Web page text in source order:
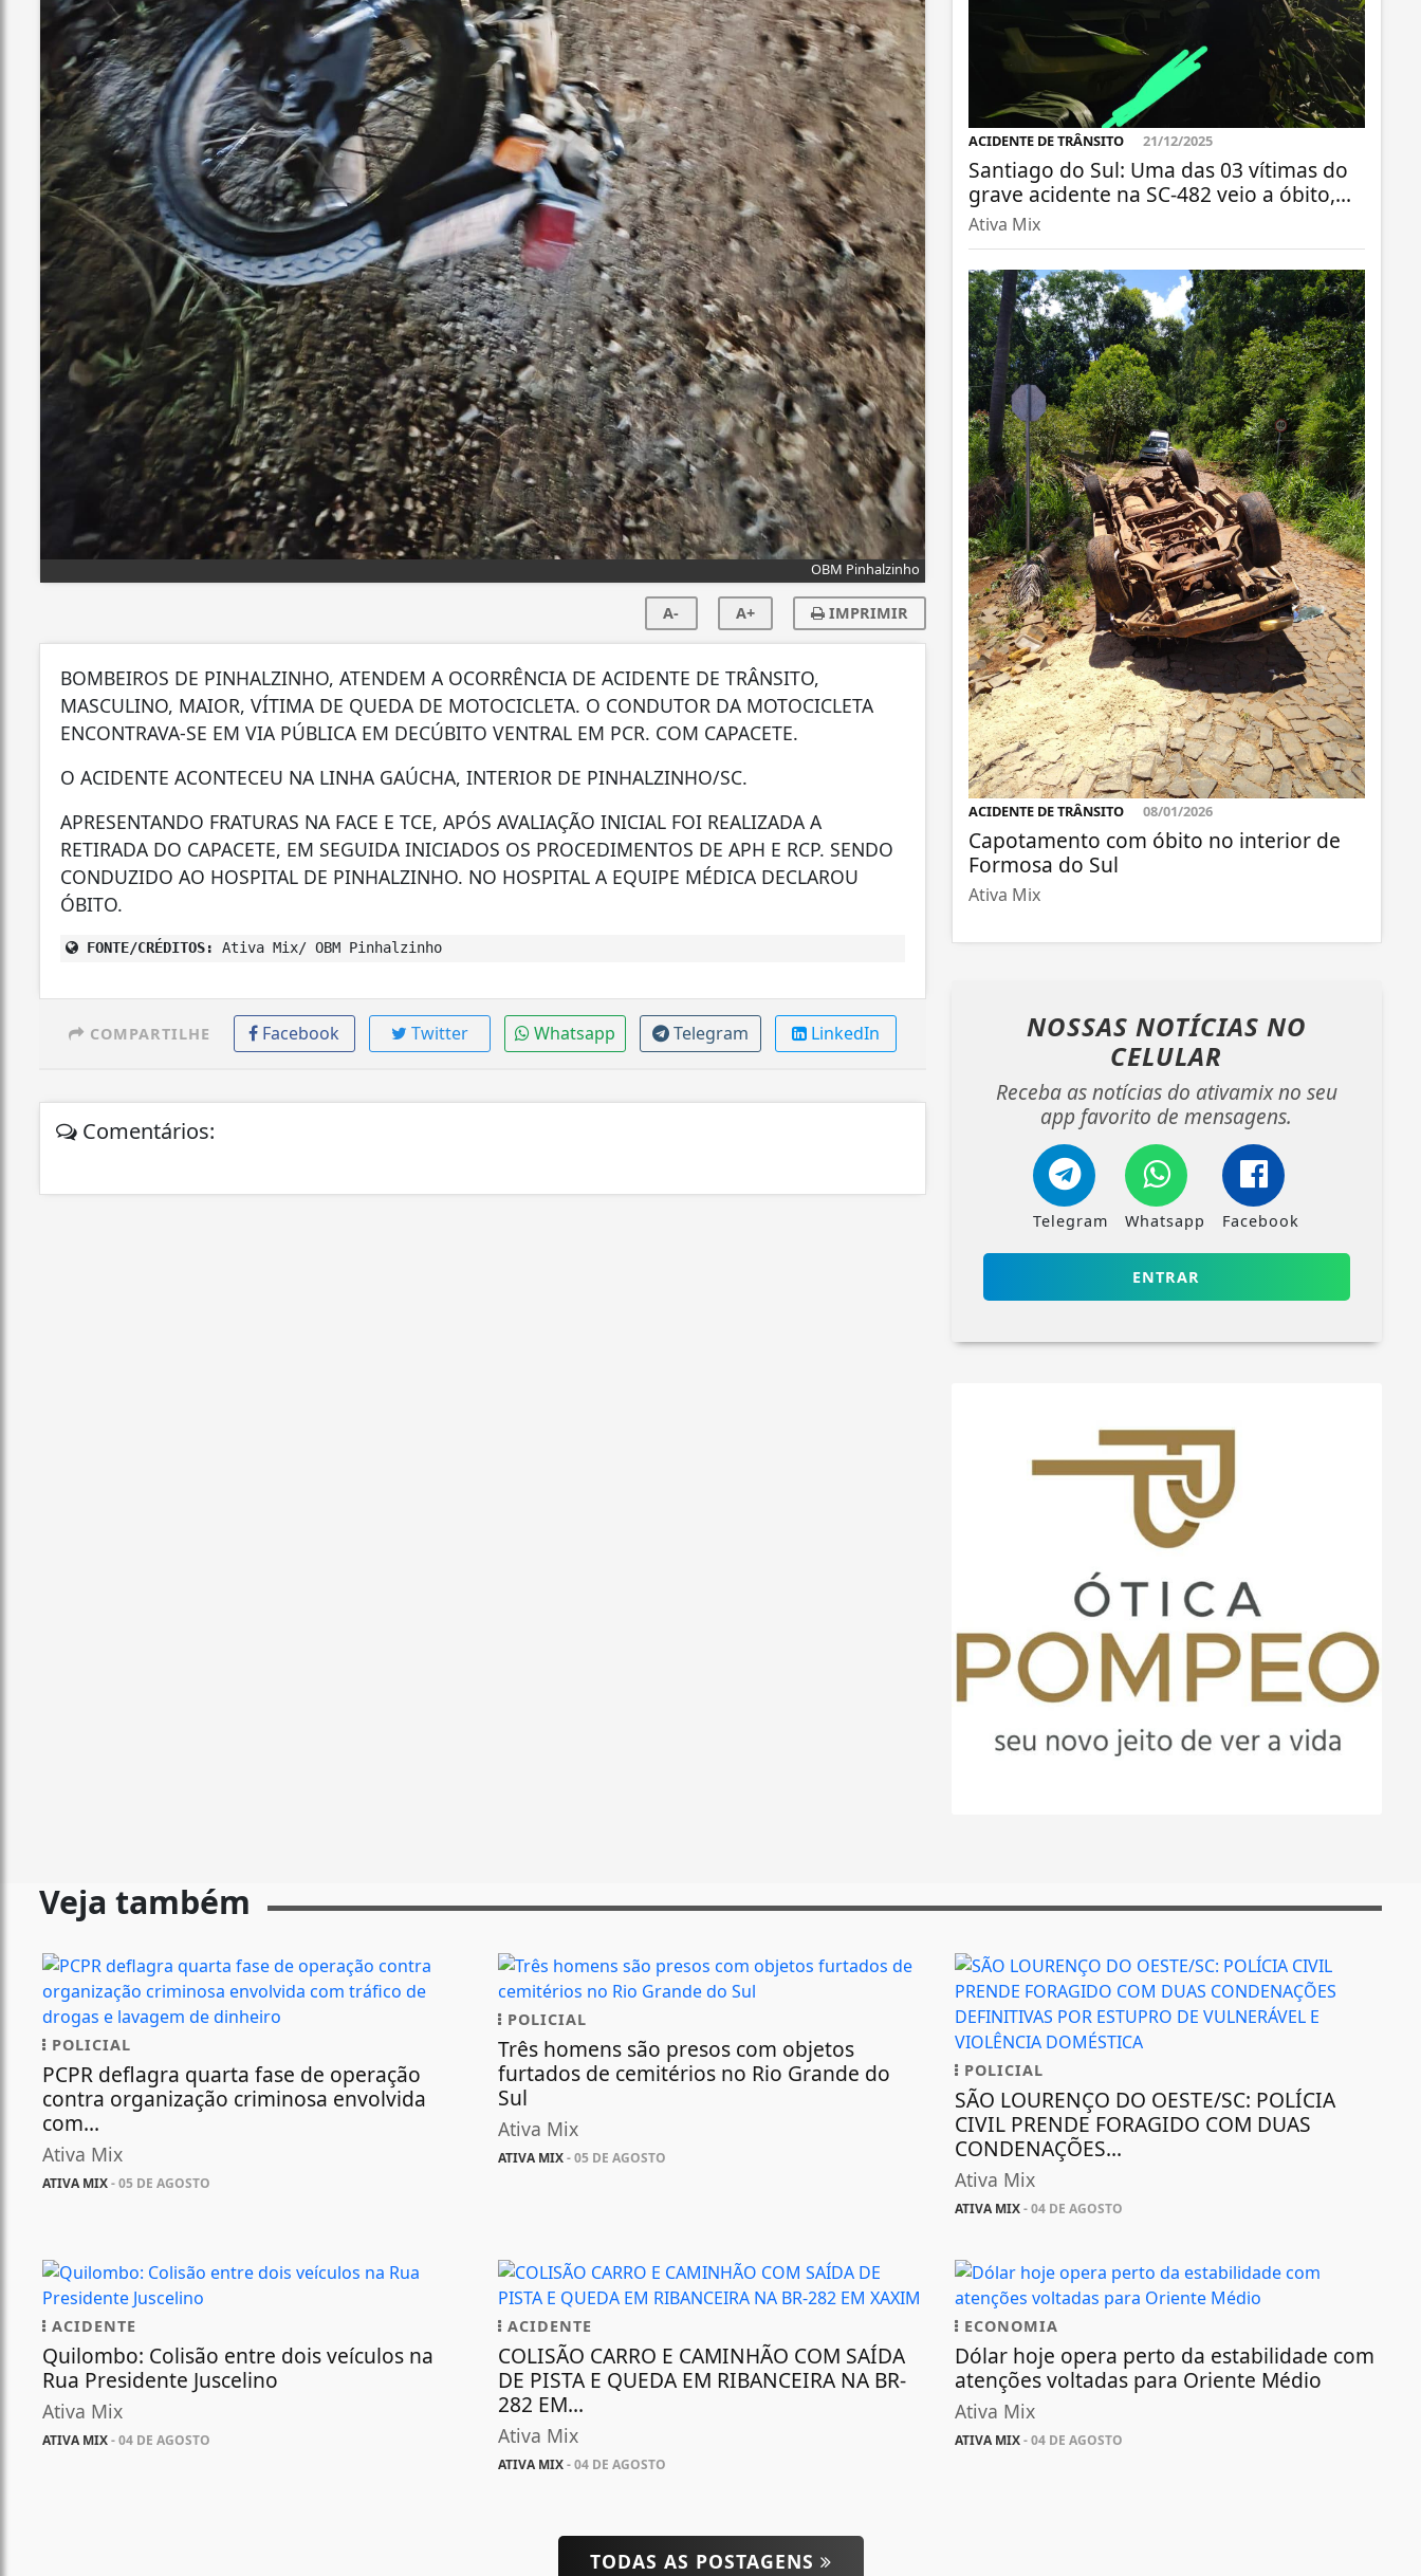
OBM Pinhalzinho
A- A+ IMPRIMIR
BOMBEIROS DE PINHALZINHO, ATENDEM A OCORRÊNCIA DE ACIDENTE DE TRÂNSITO,
MASCULINO, MAIOR, VÍTIMA DE QUEDA DE MOTOCICLETA. O CONDUTOR DA MOTOCICLETA
ENCONTRAVA-SE EM VIA PÚBLICA EM DECÚBITO VENTRAL EM PCR. COM CAPACETE.
O ACIDENTE ACONTECEU NA LINHA GAÚCHA, INTERIOR DE PINHALZINHO/SC.
APRESENTANDO FRATURAS NA FACE E TCE, APÓS AVALIAÇÃO INICIAL FOI REALIZADA A
RETIRADA DO CAPACETE, EM SEGUIDA INICIADOS OS PROCEDIMENTOS DE APH E RCP. SENDO
CONDUZIDO AO HOSPITAL DE PINHALZINHO. NO HOSPITAL A EQUIPE MÉDICA DECLAROU
ÓBITO.
FONTE/CRÉDITOS: Ativa Mix/ OBM Pinhalzinho
COMPARTILHE Facebook Twitter Whatsapp Telegram LinkedIn
Comentários:
ACIDENTE DE TRÂNSITO 21/12/2025
Santiago do Sul: Uma das 03 vítimas do
grave acidente na SC-482 veio a óbito,...
Ativa Mix
ACIDENTE DE TRÂNSITO 08/01/2026
Capotamento com óbito no interior de
Formosa do Sul
Ativa Mix
NOSSAS NOTÍCIAS NO
CELULAR
Receba as notícias do ativamix no seu
app favorito de mensagens.
Telegram Whatsapp Facebook
ENTRAR
Veja também
POLICIAL
PCPR deflagra quarta fase de operação
contra organização criminosa envolvida
com...
Ativa Mix
ATIVA MIX- 05 DE AGOSTO
POLICIAL
Três homens são presos com objetos
furtados de cemitérios no Rio Grande do
Sul
Ativa Mix
ATIVA MIX- 05 DE AGOSTO
POLICIAL
SÃO LOURENÇO DO OESTE/SC: POLÍCIA
CIVIL PRENDE FORAGIDO COM DUAS
CONDENAÇÕES...
Ativa Mix
ATIVA MIX- 04 DE AGOSTO
ACIDENTE
Quilombo: Colisão entre dois veículos na
Rua Presidente Juscelino
Ativa Mix
ATIVA MIX- 04 DE AGOSTO
ACIDENTE
COLISÃO CARRO E CAMINHÃO COM SAÍDA
DE PISTA E QUEDA EM RIBANCEIRA NA BR-
282 EM...
Ativa Mix
ATIVA MIX- 04 DE AGOSTO
ECONOMIA
Dólar hoje opera perto da estabilidade com
atenções voltadas para Oriente Médio
Ativa Mix
ATIVA MIX- 04 DE AGOSTO
TODAS AS POSTAGENS